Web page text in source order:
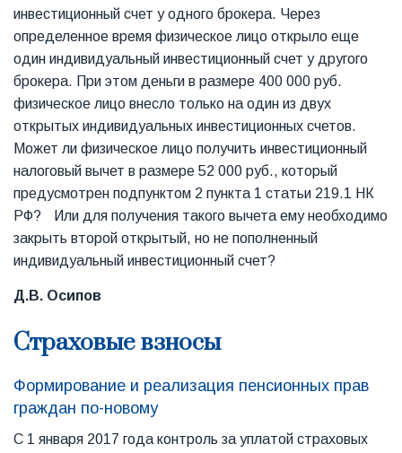
инвестиционный счет у одного брокера. Через
определенное время физическое лицо открыло еще
один индивидуальный инвестиционный счет у другого
брокера. При этом деньги в размере 400 000 руб.
физическое лицо внесло только на один из двух
открытых индивидуальных инвестиционных счетов.
Может ли физическое лицо получить инвестиционный
налоговый вычет в размере 52 000 руб., который
предусмотрен подпунктом 2 пункта 1 статьи 219.1 НК
РФ? Или для получения такого вычета ему необходимо
закрыть второй открытый, но не пополненный
индивидуальный инвестиционный счет?
Д.В. Осипов
Страховые взносы
Формирование и реализация пенсионных прав
граждан по-новому
С 1 января 2017 года контроль за уплатой страховых